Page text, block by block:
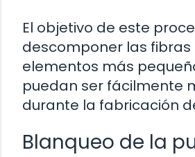
El objetivo de este
descomponer las fibras
elementos más
puedan ser fácilmente
durante la fabricación
Blanqueo de la